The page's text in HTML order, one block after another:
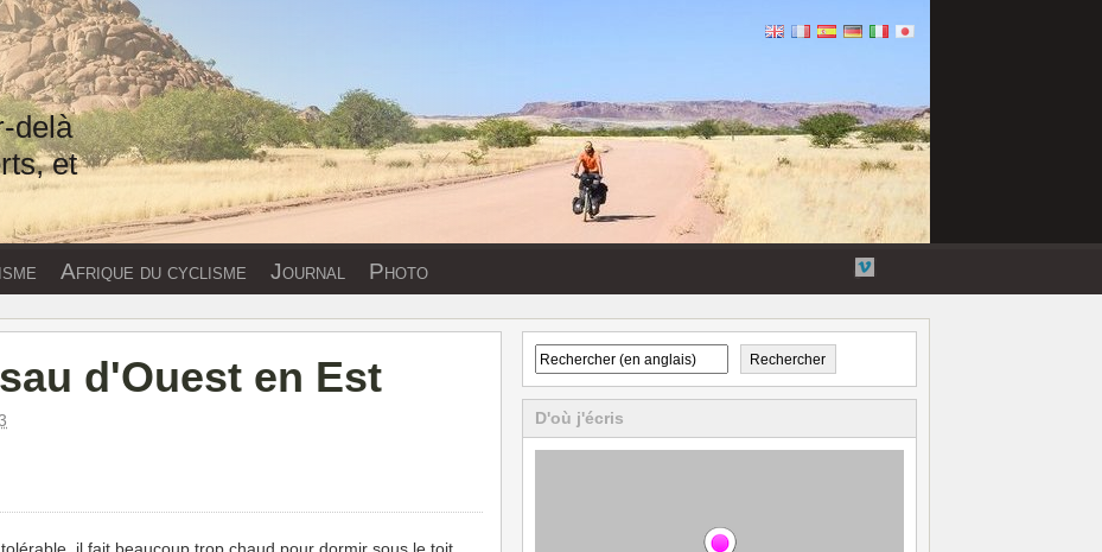
delà
et
Afrique du cyclisme Journal Photo YouTube
Vimeo
d'Ouest en Est
il fait beaucoup trop chaud pour dormir sous le toit
Rechercher
D'où j'écris